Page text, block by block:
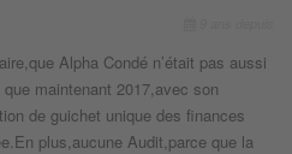
Alpha Condé n’était pas aussi
maintenant 2017,avec son
de guichet unique des finances
plus,aucune Audit,parce que la